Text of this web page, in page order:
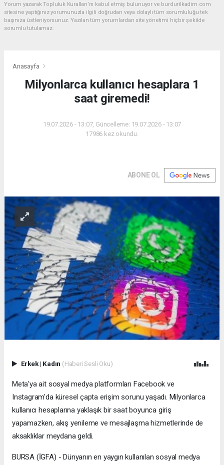
Yorum yazarak Topluluk Kuralları’nı kabul etmiş bulunuyor ve burdurilkadim.com
sitesine yaptığınız yorumunuzla ilgili doğrudan veya dolaylı tüm sorumluluğu tek
başınıza üstleniyorsunuz. Yazılan tüm yorumlardan site yönetimi hiçbir şekilde
sorumlu tutulamaz.
Anasayfa
Milyonlarca kullanıcı hesaplara 1
saat giremedi!
19.07.2026 - 13:07, Güncelleme: 19.07.2026 - 13:07
17986 kez okundu.
ABONE OL
Erkek| Kadın (Haberi Sesli Oku)
Meta'ya ait sosyal medya platformları Facebook ve
Instagram'da küresel çapta erişim sorunu yaşadı. Milyonlarca
kullanıcı hesaplarına yaklaşık bir saat boyunca giriş
yapamazken, akış yenileme ve mesajlaşma hizmetlerinde de
aksaklıklar meydana geldi.
BURSA (İGFA) - Dünyanın en yaygın kullanılan sosyal medya